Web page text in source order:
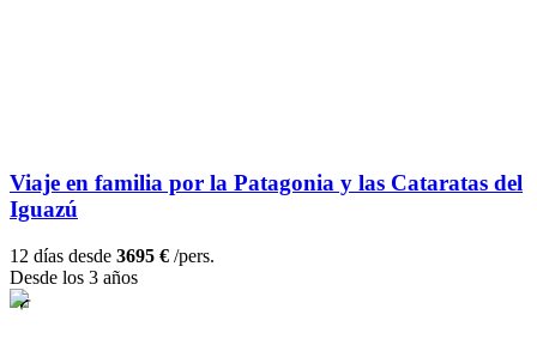
Viaje en familia por la Patagonia y las Cataratas del
Iguazú
12 días desde 3695 € /pers.
Desde los 3 años